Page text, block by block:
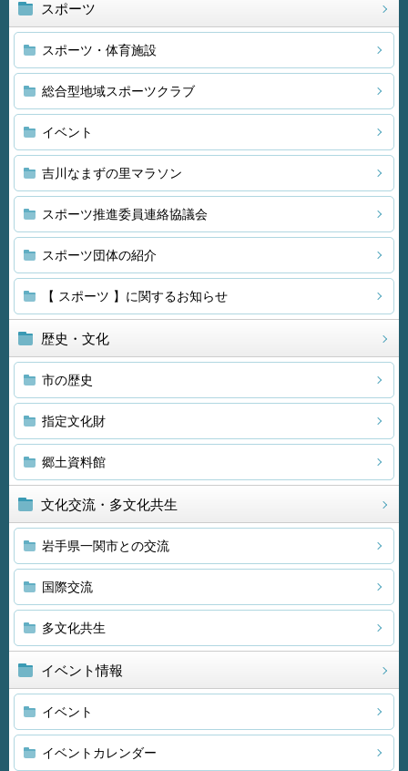
スポーツ
スポーツ・体育施設
総合型地域スポーツクラブ
イベント
吉川なまずの里マラソン
スポーツ推進委員連絡協議会
スポーツ団体の紹介
【 スポーツ 】に関するお知らせ
歴史・文化
市の歴史
指定文化財
郷土資料館
文化交流・多文化共生
岩手県一関市との交流
国際交流
多文化共生
イベント情報
イベント
イベントカレンダー